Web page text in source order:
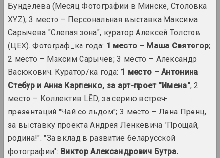
Арт Фестиваль
штаб фестиваля
Art Yard
объединение, штаб фестиваля
Арт-Беларусь (галерея)
галерея
Арт-Беларусь (премия)
премия, конкурс
Бунделева (Месяц Фотографии в Минске, Столовка
XYZ); 3 место – Персональная выставка Максима
Сарычева "Слепая зона", куратор Алексей Толстов
(ЦЕХ). Фотограф_ка года: 1 место – Маша Святогор;
2 место – Максим Сарычев; 3 место – Александр
Васюкович. Куратор/ка года: 1 место – Антонина
Стебур и Анна Карпенко, за арт-проет "Имена"; 2
место – Коллектив LĒD, за серию встреч-
презентаций "Чай со льдом"; 3 место – Лена Пренц,
за выставку проекта Андрея Ленкевича "Прощай,
родина!". "За вклад в развитие беларусской
фотографии": Виктор Александрович Бутра.